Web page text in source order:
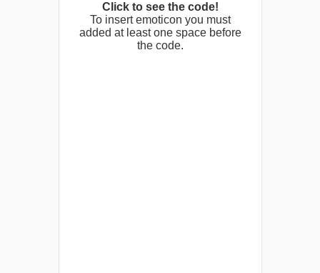
Click to see the code!
To insert emoticon you must
added at least one space before
the code.